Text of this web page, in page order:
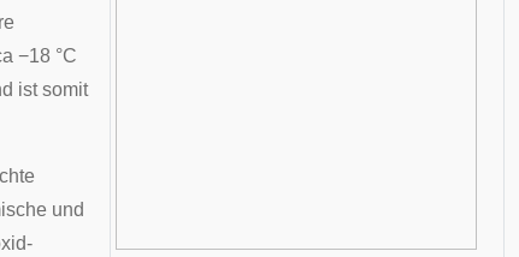
−18 °C
ist somit
und